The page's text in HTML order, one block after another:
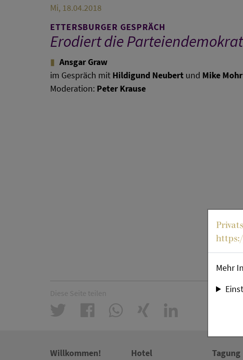
Mi, 18.04.2018
ETTERSBURGER GESPRÄCH
Erodiert die
Ansgar Graw
im Gespräch mit Hildigund Neubert und Mike
Moderation: Peter Krause
Diese Seite teilen
Willkommen!
Hotel
Tagung
Mehr